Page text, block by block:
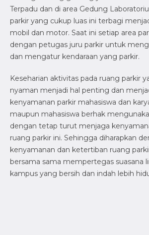
Terpadu dan di area Gedung
parkir yang cukup luas ini terbagi
mobil dan motor. Saat ini setiap area
dengan petugas juru parkir untuk
dan mengatur kendaraan yang parkir.
Keseharian aktivitas pada ruang parkir
nyaman menjadi hal penting dan
kenyamanan parkir mahasiswa dan
maupun mahasiswa berhak
dengan tetap turut menjaga
ruang parkir ini. Sehingga diharapkan
kenyamanan dan ketertiban ruang
bersama sama mempertegas suasana
kampus yang bersih dan indah lebih